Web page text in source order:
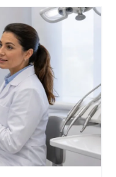
leczenie
przypadek jest
ocenić, kiedy
aby pacjent